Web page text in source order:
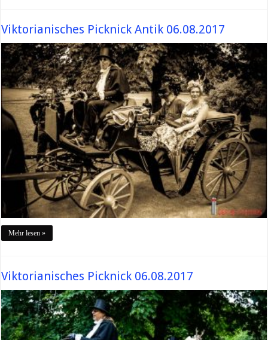
Viktorianisches Picknick Antik 06.08.2017
Mehr lesen »
Viktorianisches Picknick 06.08.2017